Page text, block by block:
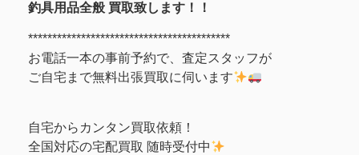
釣具用品全般 買取致します！！
******************************************
お電話一本の事前予約で、査定スタッフが
ご自宅まで無料出張買取に伺います
自宅からカンタン買取依頼！
全国対応の宅配買取 随時受付中